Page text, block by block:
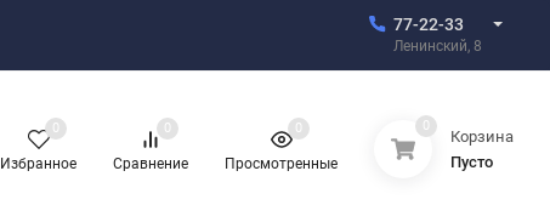
77-22-33
Ленинский, 8
Избранное
0
Сравнение
0
Просмотренные
0 0
Корзина
Пусто